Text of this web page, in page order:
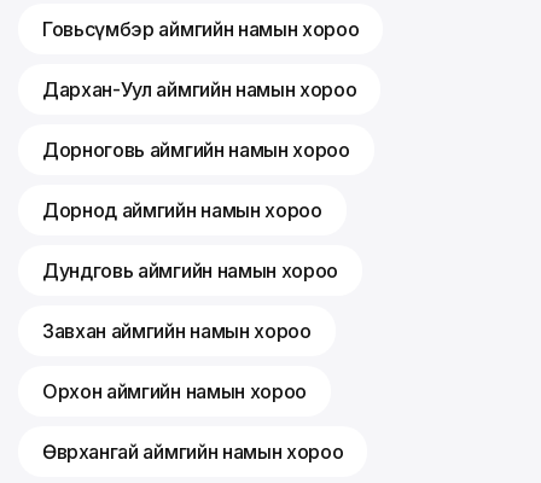
Говьсүмбэр аймгийн намын хороо
Дархан-Уул аймгийн намын хороо
Дорноговь аймгийн намын хороо
Дорнод аймгийн намын хороо
Дундговь аймгийн намын хороо
Завхан аймгийн намын хороо
Орхон аймгийн намын хороо
Өвөрхангай аймгийн намын хороо